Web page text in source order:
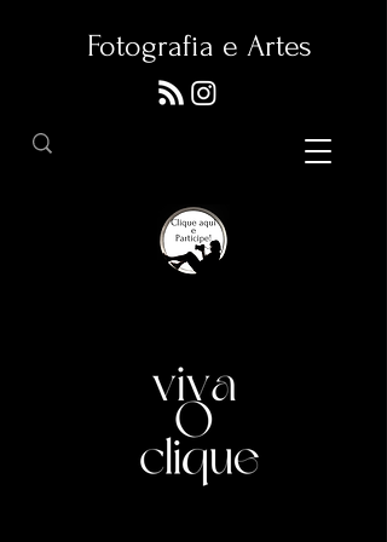
Fotografia e Artes